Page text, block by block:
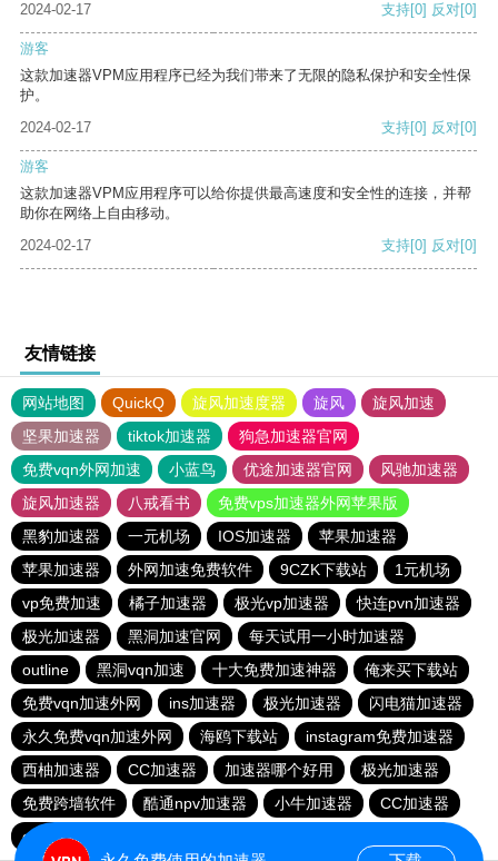
2024-02-17 支持[0] 反对[0]
游客
这款加速器VPM应用程序已经为我们带来了无限的隐私保护和安全性保
护。
2024-02-17
支持[0] 反对[0]
游客
这款加速器VPM应用程序可以给你提供最高速度和安全性的连接，并帮
助你在网络上自由移动。
2024-02-17
支持[0] 反对[0]
友情链接
网站地图 QuickQ 旋风加速度器 旋风
旋风加速
坚果加速器
tiktok加速器
狗急加速器官网
免费vqn外网加速
小蓝鸟 优途加速器官网
风驰加速器
旋风加速器
八戒看书
免费vps加速器外网苹果版
黑豹加速器
一元机场 IOS加速器
苹果加速器
苹果加速器
外网加速免费软件 9CZK下载站
1元机场
vp免费加速
橘子加速器 极光vp加速器
快连pvn加速器
极光加速器
黑洞加速官网
每天试用一小时加速器
outline
黑洞vqn加速 十大免费加速神器
俺来买下载站
免费vqn加速外网
ins加速器 极光加速器
闪电猫加速器
永久免费vqn加速外网
海鸥下载站
instagram免费加速器
西柚加速器
CC加速器 加速器哪个好用
极光加速器
免费跨墙软件
酷通npv加速器 小牛加速器
CC加速器
quickq